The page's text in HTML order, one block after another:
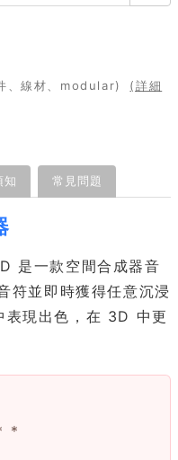
、線材、modular)
(詳細
知 常見問題
一款空間合成器音
符並即時獲得任意沉浸
現出色，在 3D 中更